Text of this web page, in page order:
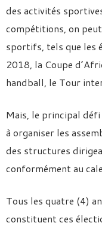
des activités
compétitions, on
sportifs, tels que les
2018, la Coupe
handball, le Tour
Mais, le principal
à organiser les
des structures
conformément au
Tous les quatre (4)
constituent ces